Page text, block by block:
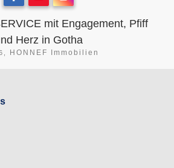
mit Engagement, Pfiff
Herz in Gotha
HONNEF Immobilien